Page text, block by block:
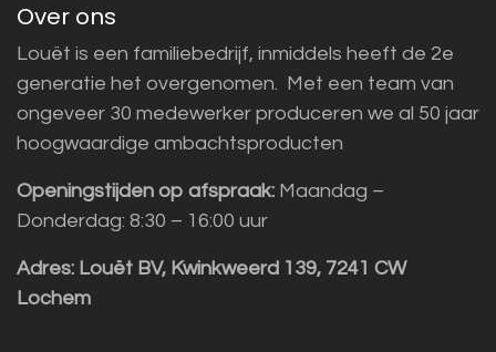
Over ons
Louët is een familiebedrijf, inmiddels heeft de 2e
generatie het overgenomen. Met een team van
ongeveer 30 medewerker produceren we al 50 jaar
hoogwaardige ambachtsproducten
Openingstijden op afspraak: Maandag –
Donderdag: 8:30 – 16:00 uur
Adres: Louët BV, Kwinkweerd 139, 7241 CW
Lochem